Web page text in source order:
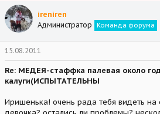
ireniren
Администратор Команда форума
15.08.2011
Re: МЕДЕЯ-стаффка палевая около
калуги(ИСПЫТАТЕЛЬНЫ
Иришенька! очень рада тебя видеть на